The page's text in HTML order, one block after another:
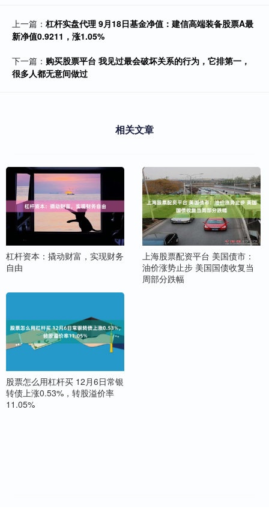
上一篇： 杠杆实盘代理 9月18日基金净值：建信高端装备股票A最
新净值0.9211，涨1.05%
下一篇： 购买股票平台 我见过最会破坏关系的行为，它排第一，
很多人都无意间做过
相关文章
杠杆资本：撬动财富，实现财务
自由
上海股票配资平台 美国债市：
油价涨势止步 美国国债收复当
周部分跌幅
股票怎么用杠杆买 12月6日常银
转债上涨0.53%，转股溢价率
11.05%